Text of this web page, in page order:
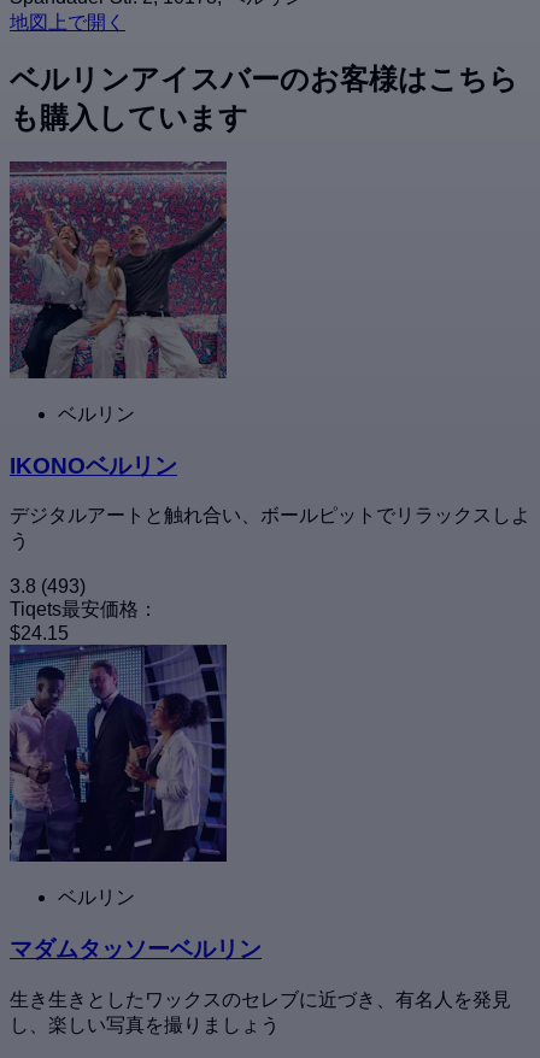
地図上で開く
ベルリンアイスバーのお客様はこちら
も購入しています
ベルリン
IKONOベルリン
デジタルアートと触れ合い、ボールピットでリラックスしよ
う
3.8 (493)
Tiqets最安価格：
$24.15
ベルリン
マダムタッソーベルリン
生き生きとしたワックスのセレブに近づき、有名人を発見
し、楽しい写真を撮りましょう